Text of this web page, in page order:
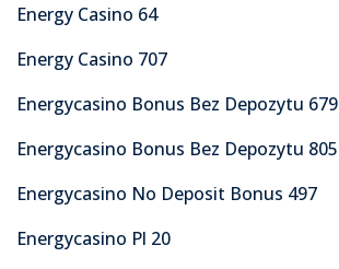
Energy Casino 64
Energy Casino 707
Energycasino Bonus Bez Depozytu 679
Energycasino Bonus Bez Depozytu 805
Energycasino No Deposit Bonus 497
Energycasino Pl 20